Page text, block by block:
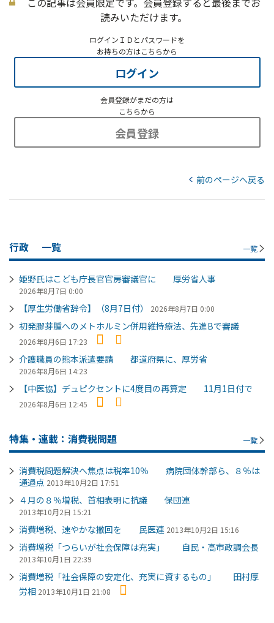
読みいただけます。
ログインＩＤとパスワードを
お持ちの方はこちらから
ログイン
会員登録がまだの方は
こちらから
会員登録
前のページへ戻る
行政 一覧 一覧
姫野氏はこども庁長官官房審議官に 厚労省人事
2026年8月7日 0:00
【厚生労働省辞令】（8月7日付） 2026年8月7日 0:00
初発膠芽腫へのメトホルミン併用維持療法、先進Bで審議
2026年8月6日 17:23
介護職員の熊本派遣要請 都道府県に、厚労省
2026年8月6日 14:23
【中医協】デュピクセントに4度目の再算定 11月1日付で
2026年8月6日 12:45
特集・連載：消費税問題 一覧
消費税問題解決へ焦点は税率10％ 病院団体幹部ら、８％は
通過点 2013年10月2日 17:51
４月の８％増税、首相表明に抗議 保団連
2013年10月2日 15:21
消費増税、速やかな撤回を 民医連 2013年10月2日 15:16
消費増税「つらいが社会保障は充実」 自民・高市政調会長
2013年10月1日 22:39
消費増税「社会保障の安定化、充実に資するもの」 田村厚
労相 2013年10月1日 21:08